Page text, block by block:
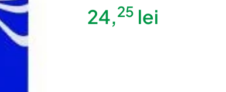
24,25 lei